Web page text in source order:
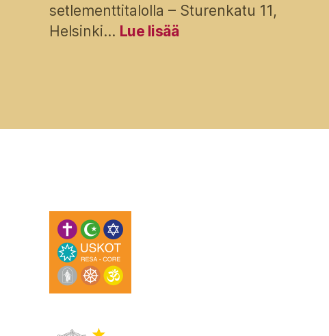
setlementtitalolla – Sturenkatu 11,
Helsinki… Lue lisää: